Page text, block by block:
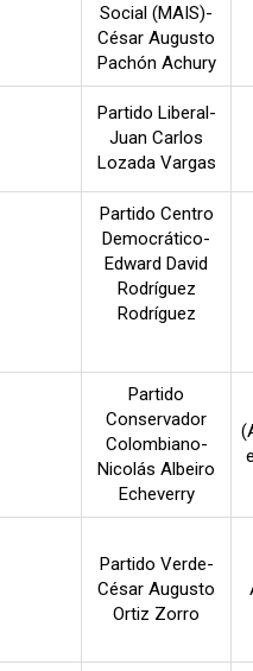
Social (MAIS)-
César Augusto
Pachón Achury
Partido Liberal-
Juan Carlos
Lozada Vargas
Partido Centro
Democrático-
Edward David
Rodríguez
Rodríguez
Partido
Conservador
Colombiano-
Nicolás Albeiro
Echeverry
Partido Verde-
César Augusto
Ortiz Zorro